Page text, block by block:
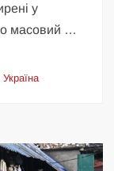
у
масовий …
Україна